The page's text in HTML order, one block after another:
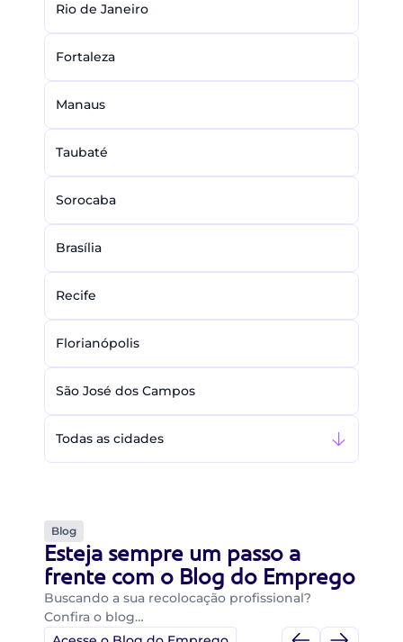
Rio de Janeiro
Fortaleza
Manaus
Taubaté
Sorocaba
Brasília
Recife
Florianópolis
São José dos Campos
Todas as cidades
Blog
Esteja sempre um passo a
frente com o Blog do Emprego
Buscando a sua recolocação profissional?
Confira o blog…